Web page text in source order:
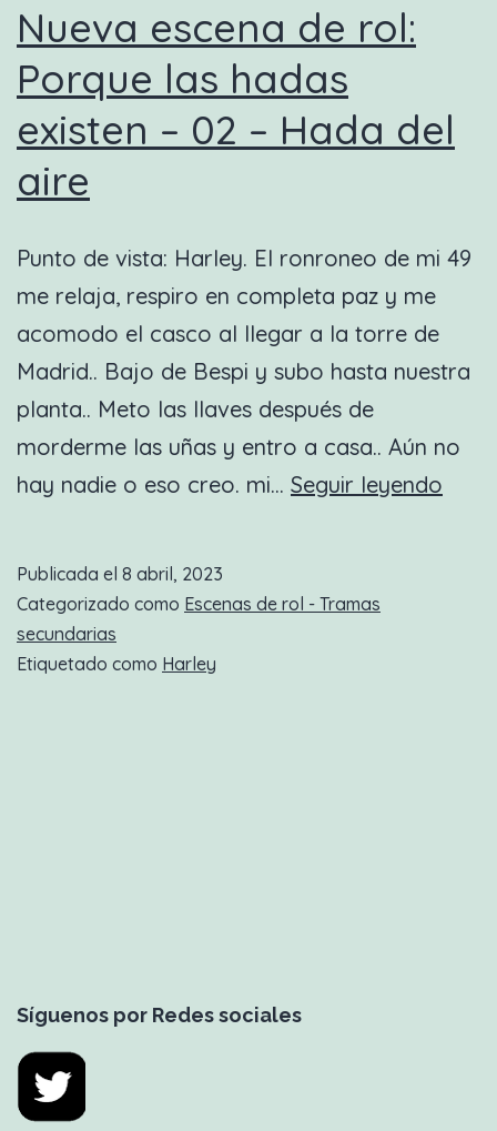
Nueva escena de rol:
Porque las hadas
existen – 02 – Hada del
aire
Punto de vista: Harley. El ronroneo de mi 49
me relaja, respiro en completa paz y me
acomodo el casco al llegar a la torre de
Madrid.. Bajo de Bespi y subo hasta nuestra
planta.. Meto las llaves después de
morderme las uñas y entro a casa.. Aún no
hay nadie o eso creo. mi… Seguir leyendo
Publicada el 8 abril, 2023
Categorizado como Escenas de rol - Tramas
secundarias
Etiquetado como Harley
Síguenos por Redes sociales